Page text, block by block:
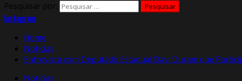
Pesquisar por:
Instagram
Home
Notícias
Entrevista com Deputado Estadual Davi Duram que
Notícias